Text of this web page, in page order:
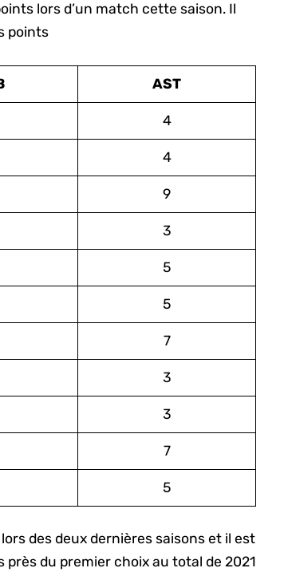
lors d’un match cette saison. Il
points
AST
4
4
9
3
5
5
7
3
3
7
5
des deux dernières saisons et il est
près du premier choix au total de 2021